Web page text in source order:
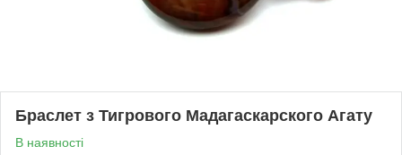
Браслет з Тигрового Мадагаскарского Агату
В наявності